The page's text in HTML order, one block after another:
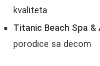
kvaliteta
Titanic Beach Spa &
porodice sa decom